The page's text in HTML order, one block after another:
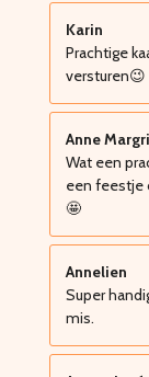
Karin
Prachtige
versturen😉
Anne
Wat een
een feestje
🤩
Annelien
Super
mis.